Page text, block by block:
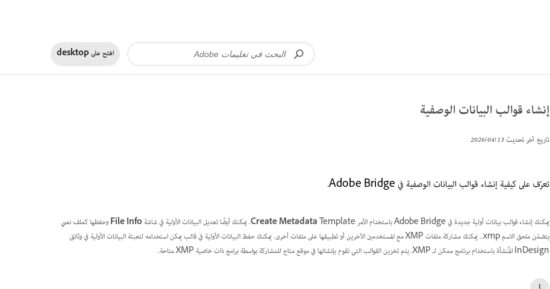
افتح علىdesktop
إنشاء قوالب البيانات الوصفية
تاريخ آخر تحديث13‏/04‏/2026
تعرّف على كيفية إنشاء قوالب البيانات الوصفية في Adobe Bridge.
يمكنك إنشاء قوالب بيانات أولية جديدة في Adobe Bridge باستخدام الأمر Create MetadataTemplate. يمكنك أيضًا تعديل البيانات الأولية في شاشة File Infoوحفظها كملف نصي
يتضمّن ملحق الاسم xmp.. يمكنك مشاركة ملفات XMP مع المستخدمين الآخرين أو تطبيقها على ملفات أخرى. يمكنك حفظ البيانات الأولية في قالب يمكن استخدامه لتعبئة البيانات الأولية في وثائق
InDesign المُنشأة باستخدام برنامج ممكن لـ XMP. يتم تخزين القوالب التي تقوم بإنشائها في موقع متاح للمشاركة بواسطة برامج ذات خاصية XMP متاحة.